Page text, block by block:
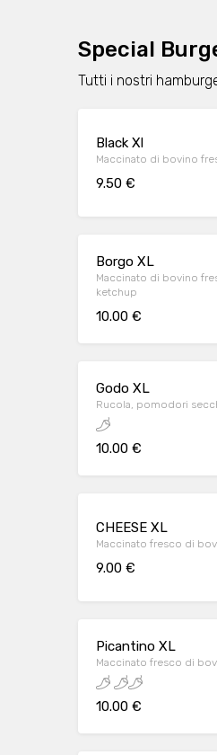
Special
Tutti i nostri
Black Xl
Maccinato di bovino
9.50 €
Borgo XL
Maccinato di bovino
ketchup
10.00 €
Godo XL
Rucola, pomodori
10.00 €
CHEESE XL
9.00 €
Picantino XL
Maccinato fresco di
10.00 €